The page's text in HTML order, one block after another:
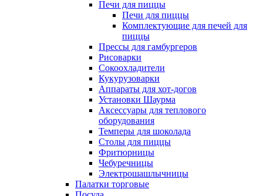
Печи для пиццы
Печи для пиццы
Комплектующие для печей для
пиццы
Прессы для гамбургеров
Рисоварки
Сокоохладители
Кукурузоварки
Аппараты для хот-догов
Установки Шаурма
Аксессуары для теплового
оборудования
Темперы для шоколада
Столы для пиццы
Фритюрницы
Чебуречницы
Электрошашлычницы
Палатки торговые